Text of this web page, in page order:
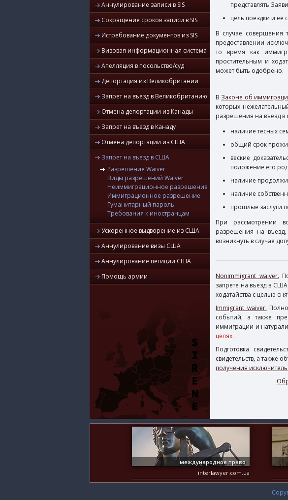
Аннулирование записи в SIS
Сокращение сроков записи в SIS
Истребование документов из SIS
Визовая информационная система
Апелляция в посольство/суд
Депортация из Великобритании
Запрет на въезд в Великобританию
Отмена депортации из Канады
Запрет на въезд в Канаду
Отмена депортации из США
Запрет на въезд в США
Разрешение Waiver
Виды разрешений Waiver
Неиммиграционное разрешение
Иммиграционное разрешение
Гуманитарный пароль
Требования к иностранцам
Ускоренное выдворение из США
Аннулирование визы США
Аннулирование петиции США
Помощь армии
представлять
цель поездки и ее
В случае совершения
предоставлении
то время как
простительным и
может быть одобрено.
В Законе об
которых
разрешения на въезд в
наличие тесных
общий срок
веские
положение его
наличие
наличие
прошлые заслуги
При рассмотрении
разрешения на въезд,
возникнуть в случае
Nonimmigrant waiver.
запрете на въезд в
ходатайства с целью
Immigrant waiver.
событий, а также
иммиграции и
целях.
Подготовка
свидетельств, а также
получения
международное право
interlawyer.com.ua